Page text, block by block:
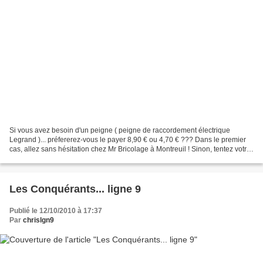
Si vous avez besoin d'un peigne ( peigne de raccordement électrique
Legrand )... préfererez-vous le payer 8,90 € ou 4,70 € ??? Dans le premier
cas, allez sans hésitation chez Mr Bricolage à Montreuil ! Sinon, tentez votre
Les Conquérants... ligne 9
Publié le 12/10/2010 à 17:37
Par chrislgn9